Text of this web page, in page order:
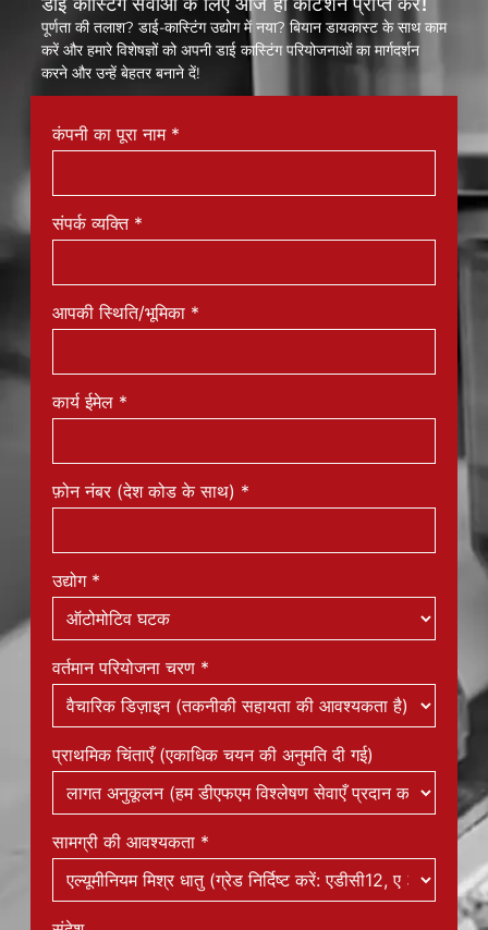
डाई कास्टिंग सेवाओं के लिए आज ही कोटेशन प्राप्त करें!
पूर्णता की तलाश? डाई-कास्टिंग उद्योग में नया? बियान डायकास्ट के साथ काम
करें और हमारे विशेषज्ञों को अपनी डाई कास्टिंग परियोजनाओं का मार्गदर्शन
करने और उन्हें बेहतर बनाने दें!
उद्योग *
वर्तमान परियोजना चरण
प्राथमिक चिंताएँ (एकाधिक चयन की अनुमति दी गई)
सामग्री की आवश्यकता